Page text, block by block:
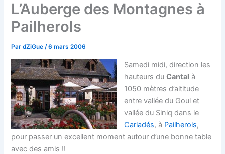
L’Auberge des Montagnes à
Pailherols
PardZiGue/6 mars 2006
Samedi midi, direction les
hauteurs duCantal à
1050 mètres d’altitude
entre vallée du Goul et
vallée du Siniq dans le
Carladés, à Pailherols,
pour passer un excellent moment autour d’une bonne table
avec des amis !!